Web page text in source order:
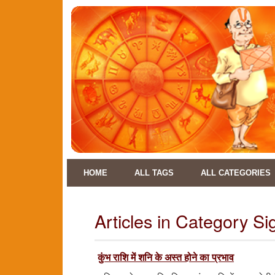
HOME ALL TAGS ALL CATEGORIES
Articles in Category
कुंभ राशि में शनि के अस्त होने का प्रभाव